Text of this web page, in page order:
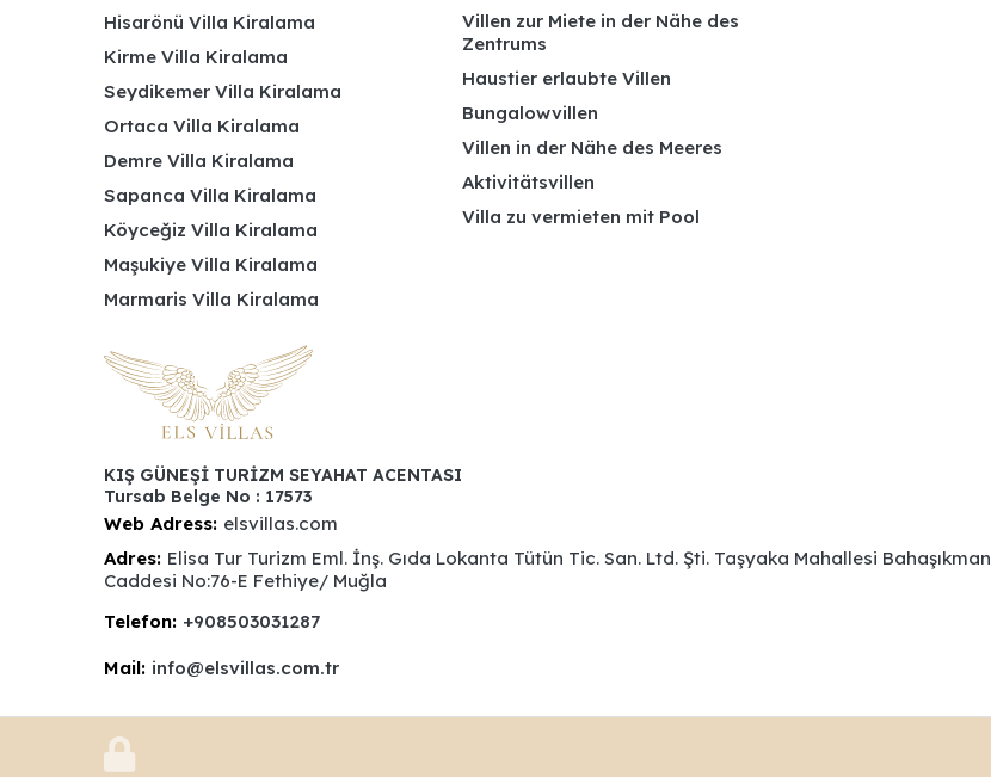
Hisarönü Villa Kiralama
Kirme Villa Kiralama
Seydikemer Villa Kiralama
Ortaca Villa Kiralama
Demre Villa Kiralama
Sapanca Villa Kiralama
Köyceğiz Villa Kiralama
Maşukiye Villa Kiralama
Marmaris Villa Kiralama
Villen zur Miete in der Nähe des
Zentrums
Haustier erlaubte Villen
Bungalowvillen
Villen in der Nähe des Meeres
Aktivitätsvillen
Villa zu vermieten mit Pool
KIŞ GÜNEŞİ TURİZM SEYAHAT ACENTASI
Tursab Belge No : 17573
Web Adress: elsvillas.com
Adres: Elisa Tur Turizm Eml. İnş. Gıda Lokanta Tütün Tic. San. Ltd. Şti. Taşyaka Mahallesi Bahaşıkman
Caddesi No:76-E Fethiye/ Muğla
Telefon: +908503031287
Mail: info@elsvillas.com.tr